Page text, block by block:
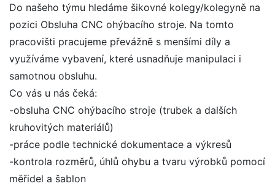
Do našeho týmu hledáme šikovné kolegy/kolegyně na
pozici Obsluha CNC ohýbacího stroje. Na tomto
pracovišti pracujeme převážně s menšími díly a
využíváme vybavení, které usnadňuje manipulaci i
samotnou obsluhu.
Co vás u nás čeká:
-obsluha CNC ohýbacího stroje (trubek a dalších
kruhovitých materiálů)
-práce podle technické dokumentace a výkresů
-kontrola rozměrů, úhlů ohybu a tvaru výrobků pomocí
měřidel a šablon